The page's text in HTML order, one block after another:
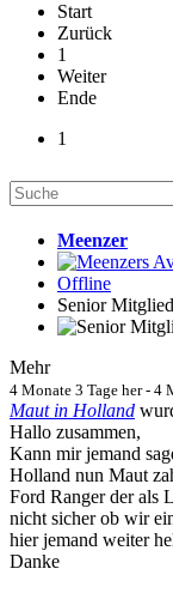
Start
Zurück
1
Weiter
Ende
1
Meenzer
Offline
Senior Mitglied
Mehr
4 Monate 3 Tage her- 4
Maut in Holland
Hallo zusammen,
Kann mir jemand
Holland nun Maut
Ford Ranger der als
nicht sicher ob wir
hier jemand weiter
Danke